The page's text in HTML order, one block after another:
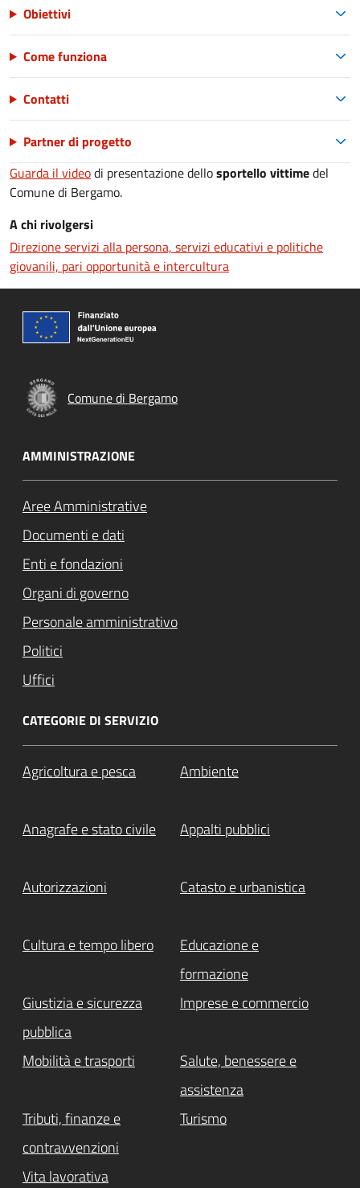
Obiettivi
Come funziona
Contatti
Partner di progetto
Guarda il videodi presentazione dellosportello vittimedel
Comune di Bergamo.
A chi rivolgersi
Direzione servizi alla persona, servizi educativi e politiche
giovanili, pari opportunità e intercultura
Comune di Bergamo
AMMINISTRAZIONE
Aree Amministrative
Documenti e dati
Enti e fondazioni
Organi di governo
Personale amministrativo
Politici
Uffici
CATEGORIE DI SERVIZIO
Agricoltura e pesca Ambiente
Anagrafe e stato civile Appalti pubblici
Autorizzazioni Catasto e urbanistica
Cultura e tempo libero
Educazione e
formazione
Giustizia e sicurezza
pubblica
Imprese e commercio
Mobilità e trasporti
Salute, benessere e
assistenza
Tributi, finanze e
contravvenzioni
Turismo
Vita lavorativa